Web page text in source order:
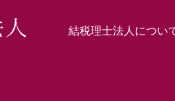
結税理士法人につい